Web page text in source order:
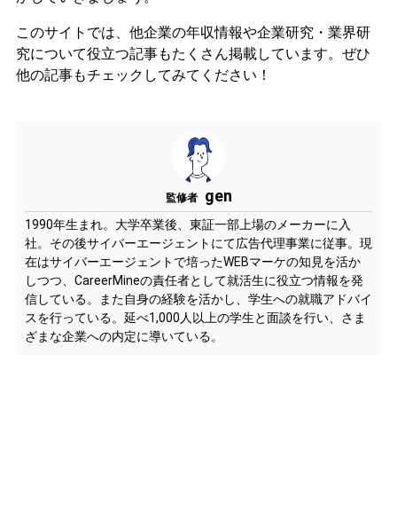
このサイトでは、他企業の年収情報や企業研究・業界研
究について役立つ記事もたくさん掲載しています。ぜひ
他の記事もチェックしてみてください！
監修者 gen
1990年生まれ。大学卒業後、東証一部上場のメーカーに入
社。その後サイバーエージェントにて広告代理事業に従事。現
在はサイバーエージェントで培ったWEBマーケの知見を活か
しつつ、CareerMineの責任者として就活生に役立つ情報を発
信している。また自身の経験を活かし、学生への就職アドバイ
スを行っている。延べ1,000人以上の学生と面談を行い、さま
ざまな企業への内定に導いている。